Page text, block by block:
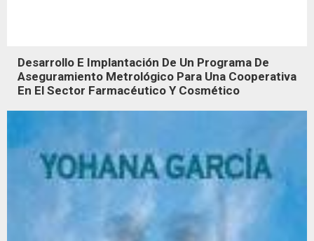
Desarrollo E Implantación De Un Programa De
Aseguramiento Metrológico Para Una Cooperativa
En El Sector Farmacéutico Y Cosmético